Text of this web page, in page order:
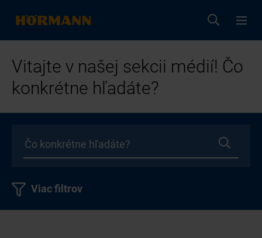
Vitajte v našej sekcii médií! Čo
konkrétne hľadáte?
Viac filtrov